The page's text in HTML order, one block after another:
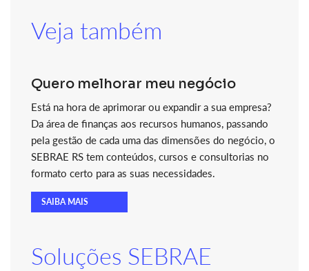
Veja também
Quero melhorar meu negócio
Está na hora de aprimorar ou expandir a sua empresa?
Da área de finanças aos recursos humanos, passando
pela gestão de cada uma das dimensões do negócio, o
SEBRAE RS tem conteúdos, cursos e consultorias no
formato certo para as suas necessidades.
SAIBA MAIS
Soluções SEBRAE